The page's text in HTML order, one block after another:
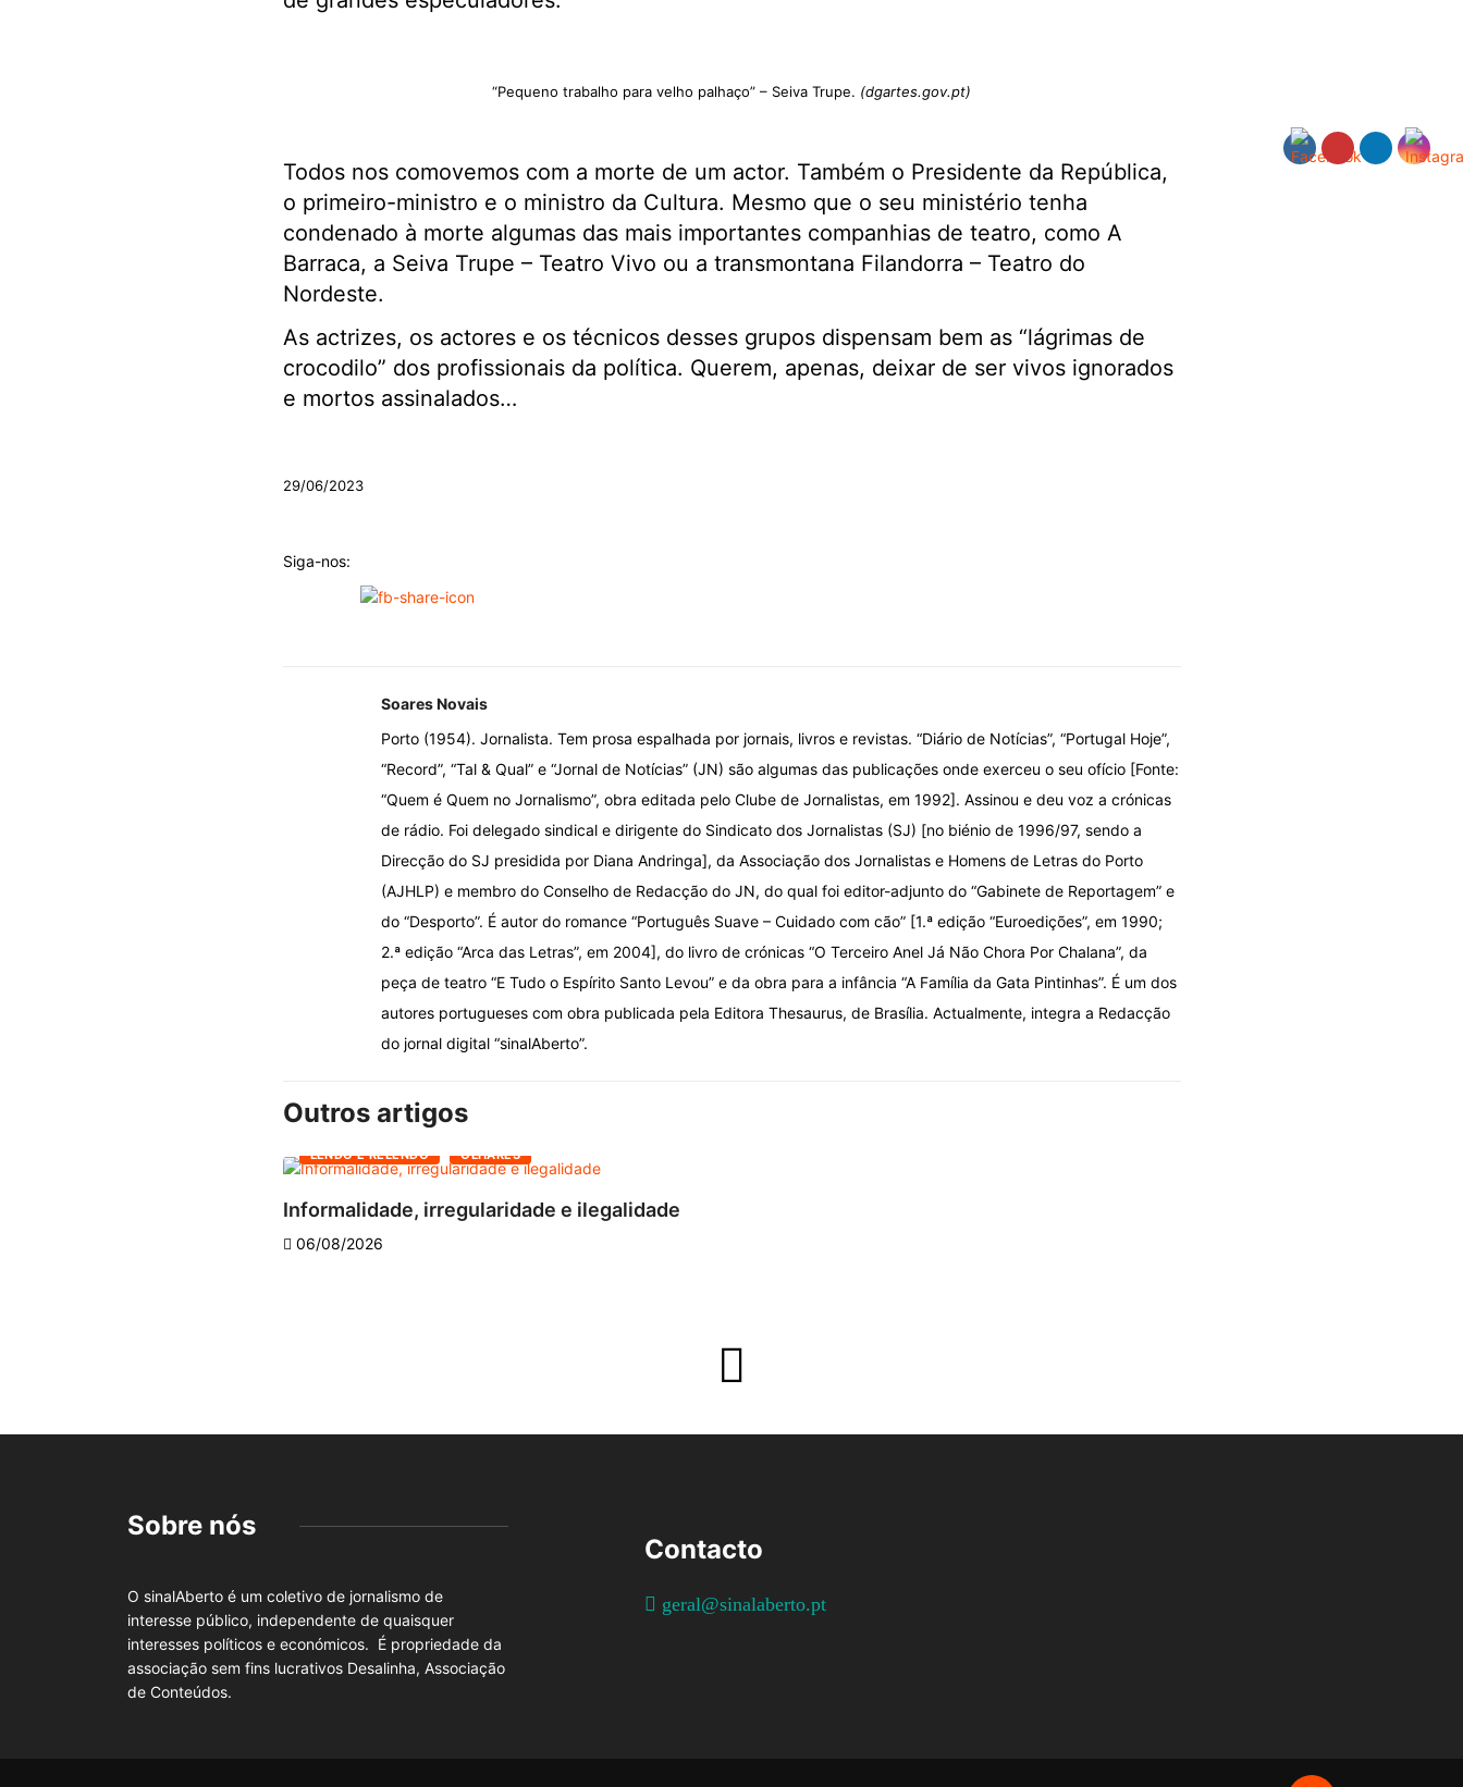
“Pequeno trabalho para velho palhaço” – Seiva Trupe. (dgartes.gov.pt)
Todos nos comovemos com a morte de um actor. Também o Presidente da República,
o primeiro-ministro e o ministro da Cultura. Mesmo que o seu ministério tenha
condenado à morte algumas das mais importantes companhias de teatro, como A
Barraca, a Seiva Trupe – Teatro Vivo ou a transmontana Filandorra – Teatro do
Nordeste.
As actrizes, os actores e os técnicos desses grupos dispensam bem as “lágrimas de
crocodilo” dos profissionais da política. Querem, apenas, deixar de ser vivos ignorados
e mortos assinalados…
29/06/2023
Siga-nos:
Soares Novais
Porto (1954). Jornalista. Tem prosa espalhada por jornais, livros e revistas. “Diário de Notícias”, “Portugal Hoje”,
“Record”, “Tal & Qual” e “Jornal de Notícias” (JN) são algumas das publicações onde exerceu o seu ofício [Fonte:
“Quem é Quem no Jornalismo”, obra editada pelo Clube de Jornalistas, em 1992]. Assinou e deu voz a crónicas
de rádio. Foi delegado sindical e dirigente do Sindicato dos Jornalistas (SJ) [no biénio de 1996/97, sendo a
Direcção do SJ presidida por Diana Andringa], da Associação dos Jornalistas e Homens de Letras do Porto
(AJHLP) e membro do Conselho de Redacção do JN, do qual foi editor-adjunto do “Gabinete de Reportagem” e
do “Desporto”. É autor do romance “Português Suave – Cuidado com cão” [1.ª edição “Euroedições”, em 1990;
2.ª edição “Arca das Letras”, em 2004], do livro de crónicas “O Terceiro Anel Já Não Chora Por Chalana”, da
peça de teatro “E Tudo o Espírito Santo Levou” e da obra para a infância “A Família da Gata Pintinhas”. É um dos
autores portugueses com obra publicada pela Editora Thesaurus, de Brasília. Actualmente, integra a Redacção
do jornal digital “sinalAberto”.
Outros artigos
LENDO E RELENDO OLHARES
Informalidade, irregularidade e ilegalidade
06/08/2026
Sobre nós
O sinalAberto é um coletivo de jornalismo de
interesse público, independente de quaisquer
interesses políticos e económicos. É propriedade da
associação sem fins lucrativos Desalinha, Associação
de Conteúdos.
Contacto
geral@sinalaberto.pt